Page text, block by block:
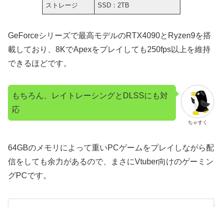
ストレージ SSD：2TB
GeForceシリーズで最高モデルのRTX4090とRyzen9を搭
載しており、8KでApexをプレイしても250fps以上を維持
できるほどです。
ちゃすく
もちろん、レイトレーシングとDLSSにも対
応
64GBのメモリによって重いPCゲームをプレイしながら配
信をしても余力があるので、まさにVtuber向けのゲーミン
グPCです。